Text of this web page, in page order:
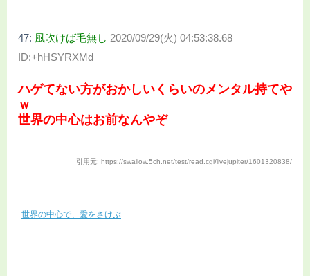
47: 風吹けば毛無し 2020/09/29(火) 04:53:38.68
ID:+hHSYRXMd
ハゲてない方がおかしいくらいのメンタル持てや
ｗ
世界の中心はお前なんやぞ
引用元: https://swallow.5ch.net/test/read.cgi/livejupiter/1601320838/
世界の中心で、愛をさけぶ